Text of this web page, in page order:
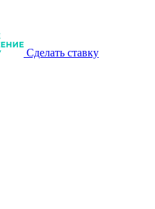
Сделать ставку